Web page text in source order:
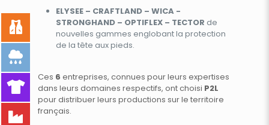
ELYSEE – CRAFTLAND – WICA -
STRONGHAND – OPTIFLEX – TECTOR de
nouvelles gammes englobant la protection
de la tête aux pieds.
Ces 6 entreprises, connues pour leurs expertises
dans leurs domaines respectifs, ont choisi P2L
pour distribuer leurs productions sur le territoire
français.